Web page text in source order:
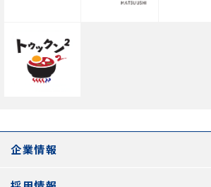
企業情報